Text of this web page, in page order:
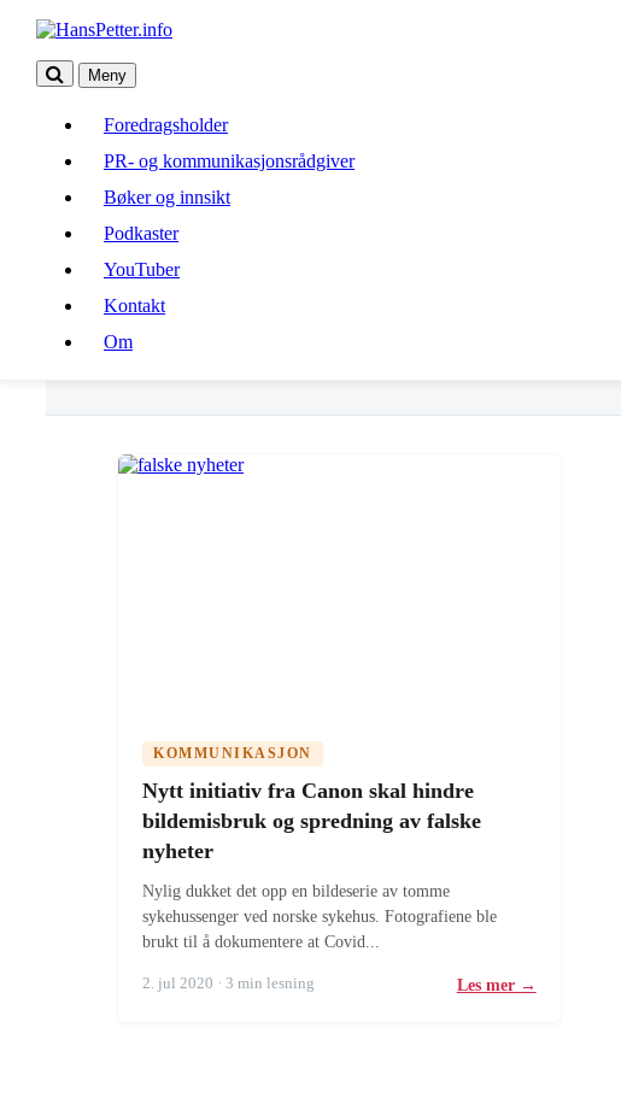
Meny
Foredragsholder
PR- og kommunikasjonsrådgiver
Bøker og innsikt
Podkaster
YouTuber
Kontakt
Om
Foredragsholder
PR- og kommunikasjonsrådgiver
Bøker og innsikt
YouTuber
Kontakt
The Truthmark Intiative
KOMMUNIKASJON
Nytt initiativ fra Canon skal hindre
bildemisbruk og spredning av falske
nyheter
Nylig dukket det opp en bildeserie av tomme
sykehussenger ved norske sykehus. Fotografiene ble
brukt til å dokumentere at Covid...
2. jul 2020 · 3 min lesning Les mer →